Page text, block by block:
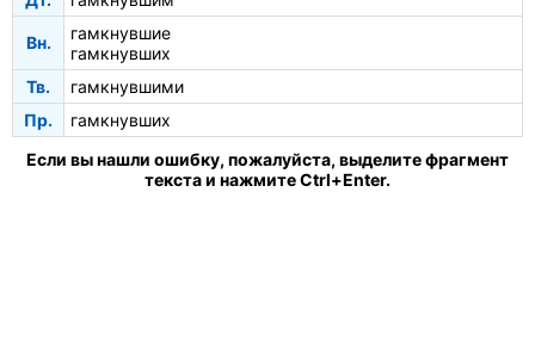
Вн.
гамкнувшие
гамкнувших
Тв.
гамкнувшими
Пр.
гамкнувших
Если вы нашли ошибку, пожалуйста, выделите фрагмент
текста и нажмите Ctrl+Enter.